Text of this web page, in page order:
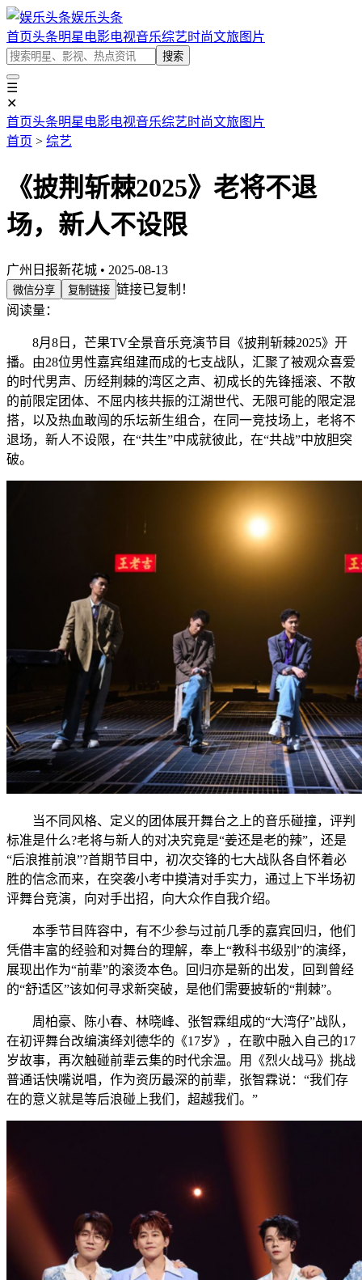
娱乐头条
首页头条明星 电影电视音乐综艺时尚文旅图片
搜索
☰
✕
首页头条明星 电影电视音乐综艺时尚文旅图片
首页 > 综艺
《披荆斩棘2025》老将不退
场，新人不设限
广州日报新花城 • 2025-08-13
微信分享 复制链接 链接已复制！
阅读量：
8月8日，芒果TV全景音乐竞演节目《披荆斩棘2025》开
播。由28位男性嘉宾组建而成的七支战队，汇聚了被观众喜爱
的时代男声、历经荆棘的湾区之声、初成长的先锋摇滚、不散
的前限定团体、不屈内核共振的江湖世代、无限可能的限定混
搭，以及热血敢闯的乐坛新生组合，在同一竞技场上，老将不
退场，新人不设限，在“共生”中成就彼此，在“共战”中放胆突
破。
当不同风格、定义的团体展开舞台之上的音乐碰撞，评判
标准是什么?老将与新人的对决究竟是“姜还是老的辣”，还是
“后浪推前浪”?首期节目中，初次交锋的七大战队各自怀着必
胜的信念而来，在突袭小考中摸清对手实力，通过上下半场初
评舞台竞演，向对手出招，向大众作自我介绍。
本季节目阵容中，有不少参与过前几季的嘉宾回归，他们
凭借丰富的经验和对舞台的理解，奉上“教科书级别”的演绎，
展现出作为“前辈”的滚烫本色。回归亦是新的出发，回到曾经
的“舒适区”该如何寻求新突破，是他们需要披斩的“荆棘”。
周柏豪、陈小春、林晓峰、张智霖组成的“大湾仔”战队，
在初评舞台改编演绎刘德华的《17岁》，在歌中融入自己的17
岁故事，再次触碰前辈云集的时代余温。用《烈火战马》挑战
普通话快嘴说唱，作为资历最深的前辈，张智霖说：“我们存
在的意义就是等后浪碰上我们，超越我们。”